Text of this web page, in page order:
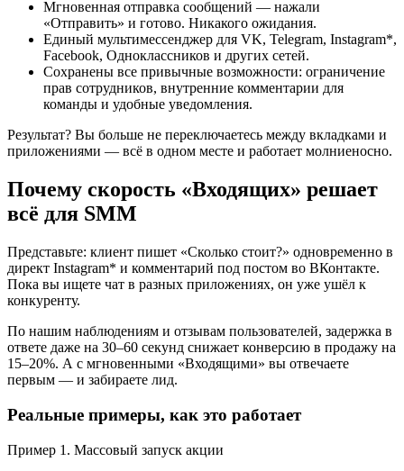
Мгновенная отправка сообщений — нажали
«Отправить» и готово. Никакого ожидания.
Единый мультимессенджер для VK, Telegram, Instagram*,
Facebook, Одноклассников и других сетей.
Сохранены все привычные возможности: ограничение
прав сотрудников, внутренние комментарии для
команды и удобные уведомления.
Результат? Вы больше не переключаетесь между вкладками и
приложениями — всё в одном месте и работает молниеносно.
Почему скорость «Входящих» решает
всё для SMM
Представьте: клиент пишет «Сколько стоит?» одновременно в
директ Instagram* и комментарий под постом во ВКонтакте.
Пока вы ищете чат в разных приложениях, он уже ушёл к
конкуренту.
По нашим наблюдениям и отзывам пользователей, задержка в
ответе даже на 30–60 секунд снижает конверсию в продажу на
15–20%. А с мгновенными «Входящими» вы отвечаете
первым — и забираете лид.
Реальные примеры, как это работает
Пример 1. Массовый запуск акции